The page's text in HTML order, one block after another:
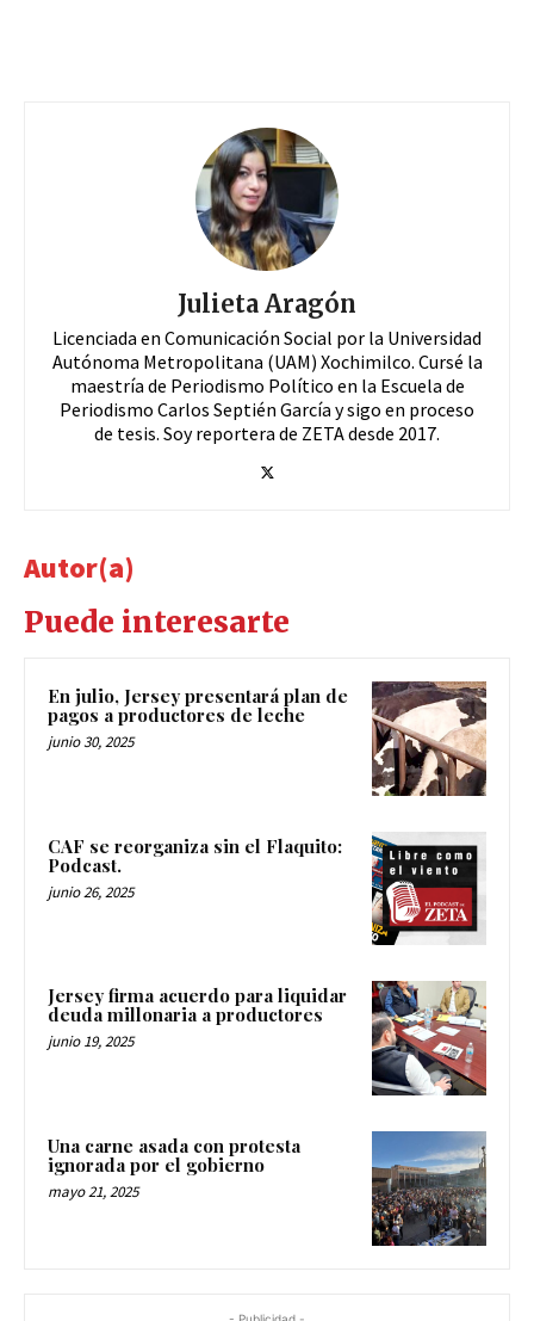
Julieta Aragón
Licenciada en Comunicación Social por la Universidad
Autónoma Metropolitana (UAM) Xochimilco. Cursé la
maestría de Periodismo Político en la Escuela de
Periodismo Carlos Septién García y sigo en proceso
de tesis. Soy reportera de ZETA desde 2017.
Autor(a)
Puede interesarte
En julio, Jersey presentará plan de
pagos a productores de leche
junio 30, 2025
CAF se reorganiza sin el Flaquito:
Podcast.
junio 26, 2025
Jersey firma acuerdo para liquidar
deuda millonaria a productores
junio 19, 2025
Una carne asada con protesta
ignorada por el gobierno
mayo 21, 2025
- Publicidad -